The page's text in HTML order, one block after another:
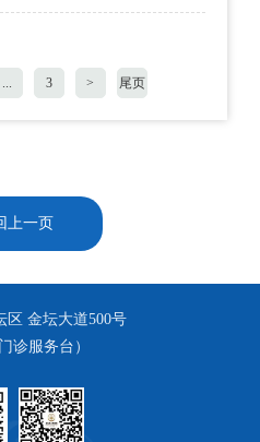
3 > 尾页
上一页
区 金坛大道500号
诊服务台）